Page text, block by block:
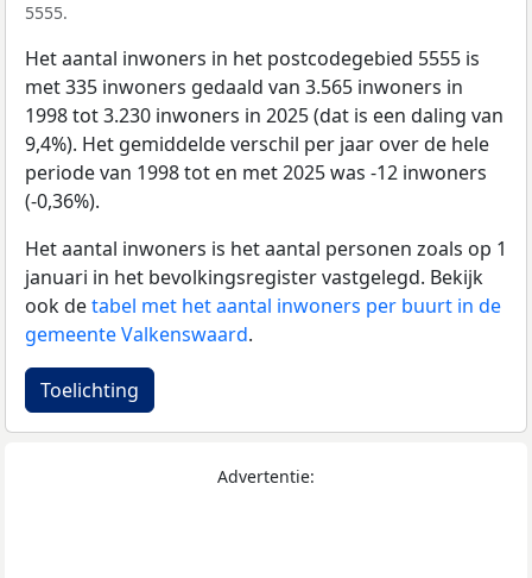
5555.
Het aantal inwoners in het postcodegebied 5555 is
met 335 inwoners gedaald van 3.565 inwoners in
1998 tot 3.230 inwoners in 2025 (dat is een daling van
9,4%). Het gemiddelde verschil per jaar over de hele
periode van 1998 tot en met 2025 was -12 inwoners
(-0,36%).
Het aantal inwoners is het aantal personen zoals op 1
januari in het bevolkingsregister vastgelegd. Bekijk
ook detabel met het aantal inwoners per buurt in de
gemeente Valkenswaard.
Toelichting
Advertentie: